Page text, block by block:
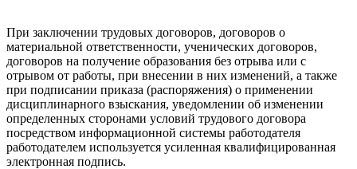
При заключении трудовых договоров, договоров о
материальной ответственности, ученических договоров,
договоров на получение образования без отрыва или с
отрывом от работы, при внесении в них изменений, а также
при подписании приказа (распоряжения) о применении
дисциплинарного взыскания, уведомлении об изменении
определенных сторонами условий трудового договора
посредством информационной системы работодателя
работодателем используется усиленная квалифицированная
электронная подпись.